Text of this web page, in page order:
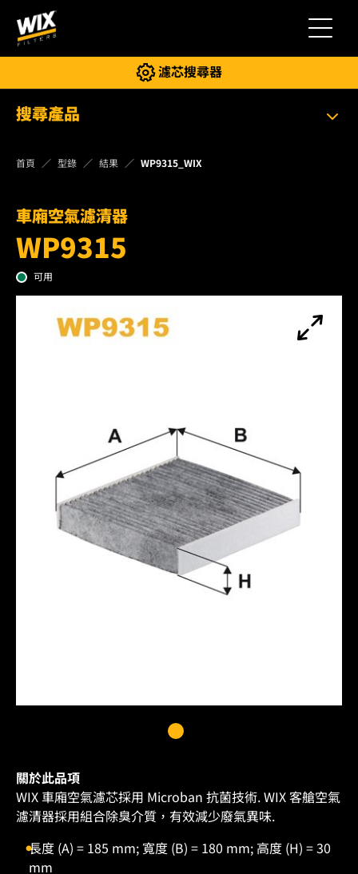
切換導航
濾芯搜尋器
搜尋產品
首頁 型錄 結果 WP9315_WIX
車廂空氣濾清器
WP9315
可用
關於此品項
WIX 車廂空氣濾芯採用 Microban 抗菌技術. WIX 客艙空氣
濾清器採用組合除臭介質，有效減少廢氣異味.
長度 (A) = 185 mm; 寬度 (B) = 180 mm; 高度 (H) = 30
mm